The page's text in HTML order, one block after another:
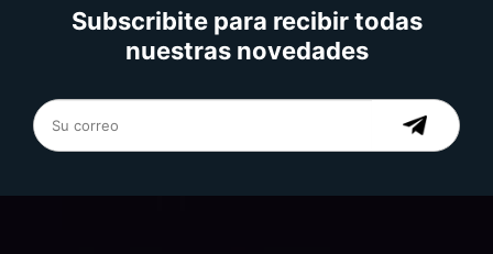
Subscribite para recibir todas
nuestras novedades